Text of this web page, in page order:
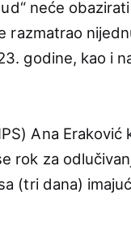
neće
razmatrao
godine, kao i
Ana Eraković
rok za
(tri dana)